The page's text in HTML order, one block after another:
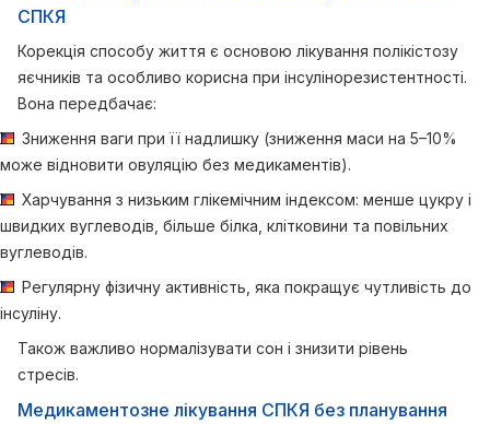
СПКЯ
Корекція способу життя є основою лікування полікістозу
яєчників та особливо корисна при інсулінорезистентності.
Вона передбачає:
Зниження ваги при її надлишку (зниження маси на 5–10%
може відновити овуляцію без медикаментів).
Харчування з низьким глікемічним індексом: менше цукру і
швидких вуглеводів, більше білка, клітковини та повільних
вуглеводів.
Регулярну фізичну активність, яка покращує чутливість до
інсуліну.
Також важливо нормалізувати сон і знизити рівень
стресів.
Медикаментозне лікування СПКЯ без планування